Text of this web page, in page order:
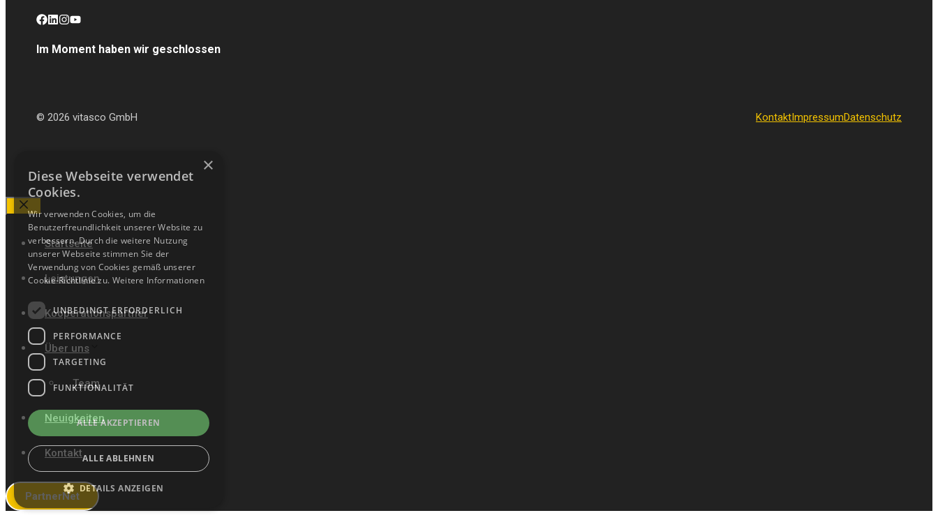
Im Moment haben wir geschlossen
© 2026 vitasco GmbH Kontakt ImpressumDatenschutz
Close
Startseite
Leistungen
Kooperationspartner
Über uns
Team
Neuigkeiten
Kontakt
PartnerNet
×
Diese Webseite verwendet
Cookies.
Wir verwenden Cookies, um die
Benutzerfreundlichkeit unserer Website zu
verbessern. Durch die weitere Nutzung
unserer Webseite stimmen Sie der
Verwendung von Cookies gemäß unserer
Cookie-Richtlinie zu. Weitere Informationen
UNBEDINGT ERFORDERLICH
PERFORMANCE
TARGETING
FUNKTIONALITÄT
ALLE AKZEPTIEREN
ALLE ABLEHNEN
DETAILS ANZEIGEN